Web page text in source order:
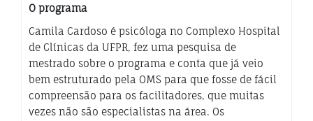
O programa
Camila Cardoso é psicóloga no Complexo Hospital
de Clínicas da UFPR, fez uma pesquisa de
mestrado sobre o programa e conta que já veio
bem estruturado pela OMS para que fosse de fácil
compreensão para os facilitadores, que muitas
vezes não são especialistas na área. Os